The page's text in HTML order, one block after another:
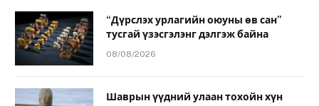
“Дүрслэх урлагийн оюуны өв сан”
тусгай үзэсгэлэнг дэлгэж байна
08/08/2026
Шаврын үүдний улаан тохойн хүн